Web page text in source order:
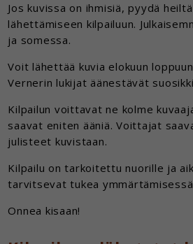
Jos kuvissa on ihmisiä, pyydä
lähettämiseen kilpailuun.
ja somessa.
Voit lähettää kuvia elokuun
Vernerin lukijat äänestävät
Kilpailun voittavat ne kolme
saavat eniten ääniä. Voittajat
julisteet kuvistaan.
Kilpailu on tarkoitettu nuorille ja
tarvitsevat tukea
Onnea kisaan!